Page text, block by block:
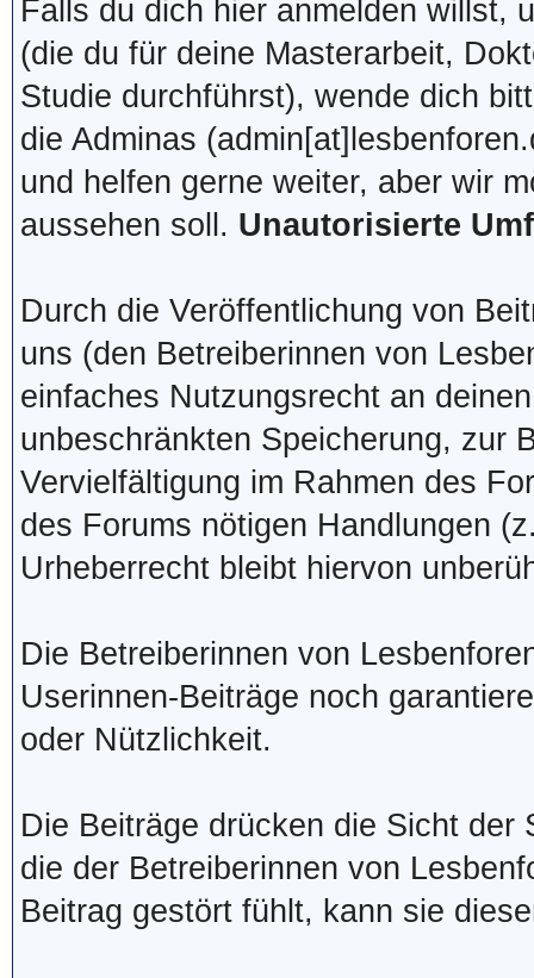
Falls du dich hier anmelden willst,
(die du für deine Masterarbeit,
Studie durchführst), wende dich
die Adminas
und helfen gerne weiter, aber wir
aussehen soll. Unautorisierte
Durch die Veröffentlichung von
uns (den Betreiberinnen von
einfaches Nutzungsrecht an
unbeschränkten Speicherung, zur
Vervielfältigung im Rahmen des
des Forums nötigen Handlungen
Urheberrecht bleibt hiervon
Die Betreiberinnen von
Userinnen-Beiträge noch
oder Nützlichkeit.
Die Beiträge drücken die Sicht
die der Betreiberinnen von
Beitrag gestört fühlt, kann sie